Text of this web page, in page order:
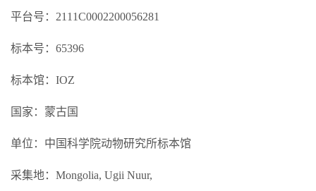
平台号：2111C0002200056281
标本号：65396
标本馆：IOZ
国家：蒙古国
单位：中国科学院动物研究所标本馆
采集地：Mongolia, Ugii Nuur,